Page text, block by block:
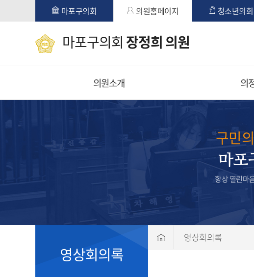
본문바로가기마포구의회 의원홈페이지 청소년의회
마포구의회 장정희 의원
의원소개 의
구민
마포
항상 열린마
영상회의록
영상회의록